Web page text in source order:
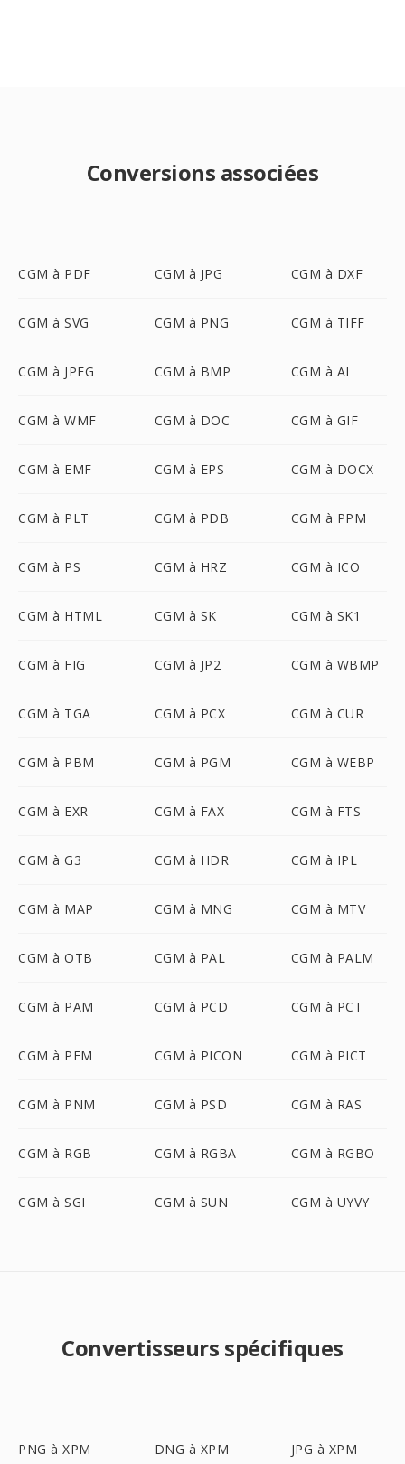
Conversions associées
CGM à PDF CGM à JPG CGM à DXF
CGM à SVG CGM à PNG CGM à TIFF
CGM à JPEG CGM à BMP CGM à AI
CGM à WMF CGM à DOC CGM à GIF
CGM à EMF CGM à EPS CGM à DOCX
CGM à PLT CGM à PDB CGM à PPM
CGM à PS CGM à HRZ CGM à ICO
CGM à HTML CGM à SK CGM à SK1
CGM à FIG CGM à JP2 CGM à WBMP
CGM à TGA CGM à PCX CGM à CUR
CGM à PBM CGM à PGM CGM à WEBP
CGM à EXR CGM à FAX CGM à FTS
CGM à G3 CGM à HDR CGM à IPL
CGM à MAP CGM à MNG CGM à MTV
CGM à OTB CGM à PAL CGM à PALM
CGM à PAM CGM à PCD CGM à PCT
CGM à PFM CGM à PICON CGM à PICT
CGM à PNM CGM à PSD CGM à RAS
CGM à RGB CGM à RGBA CGM à RGBO
CGM à SGI CGM à SUN CGM à UYVY
Convertisseurs spécifiques
PNG à XPM DNG à XPM JPG à XPM